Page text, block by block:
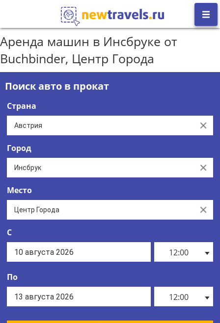
Аренда машин в Инсбруке от
Buchbinder, Центр Города
Поиск авто в прокат
Страна
Clear
Город
Clear
Место
Clear
С
12:00
По
12:00